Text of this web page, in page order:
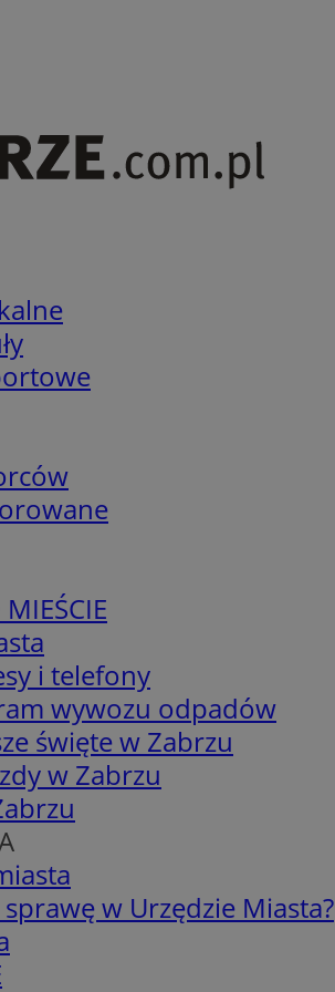
i telefony
wywozu odpadów
święte w Zabrzu
w Zabrzu
sprawę w Urzędzie Miasta?